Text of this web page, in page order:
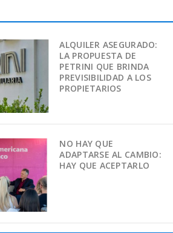
ALQUILER ASEGURADO:
LA PROPUESTA DE
PETRINI QUE BRINDA
PREVISIBILIDAD A LOS
PROPIETARIOS
NO HAY QUE
ADAPTARSE AL CAMBIO:
HAY QUE ACEPTARLO